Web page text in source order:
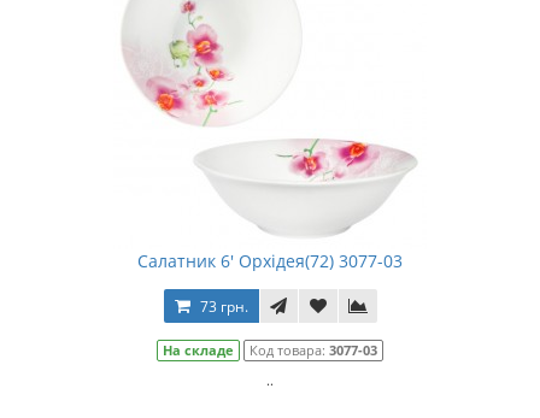
Салатник 6' Орхідея(72) 3077-03
73 грн.
На складе Код товара: 3077-03
..